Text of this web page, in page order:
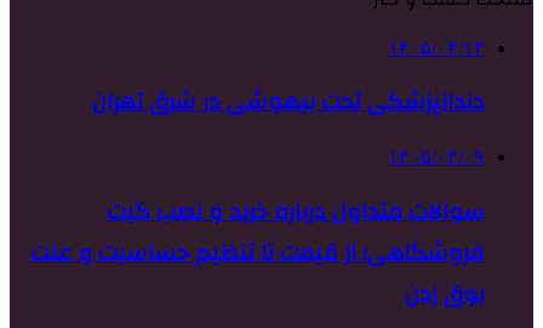
۱۴۰۵/۰۴/۱۳
دندانپزشکی تحت بیهوشی در شرق تهران
۱۴۰۵/۰۴/۰۹
سوالات متداول درباره خرید و نصب گیت
فروشگاهی؛ از قیمت تا تنظیم حساسیت و علت
بوق زدن